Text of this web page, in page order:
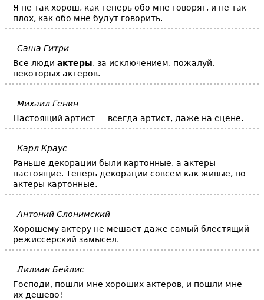
Я не так хорош, как теперь обо мне говорят, и не так
плох, как обо мне будут говорить.
Саша Гитри
Все люди актеры, за исключением, пожалуй,
некоторых актеров.
Михаил Генин
Настоящий артист — всегда артист, даже на сцене.
Карл Краус
Раньше декорации были картонные, а актеры
настоящие. Теперь декорации совсем как живые, но
актеры картонные.
Антоний Слонимский
Хорошему актеру не мешает даже самый блестящий
режиссерский замысел.
Лилиан Бейлис
Господи, пошли мне хороших актеров, и пошли мне
их дешево!